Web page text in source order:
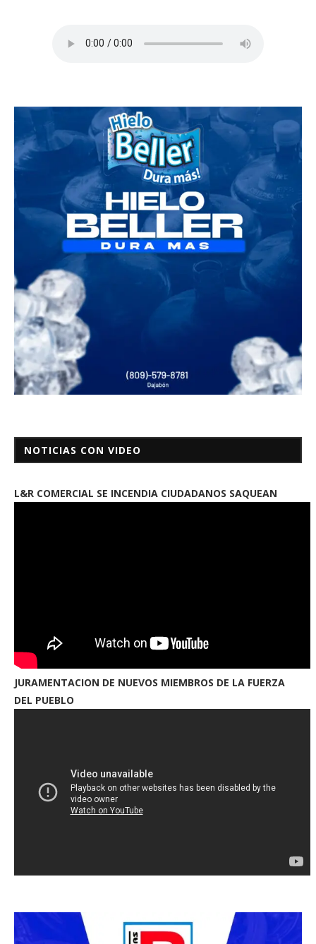
NOTICIAS CON VIDEO
L&R COMERCIAL SE INCENDIA CIUDADANOS SAQUEAN
JURAMENTACION DE NUEVOS MIEMBROS DE LA FUERZA
DEL PUEBLO